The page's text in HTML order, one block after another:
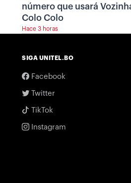
número que usará
Colo Colo
Hace 3 horas
SIGA UNITEL.BO
Facebook
Twitter
TikTok
Instagram